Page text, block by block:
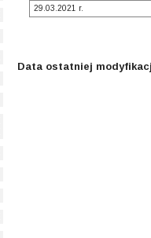
29.03.2021 r.
Data ostatniej